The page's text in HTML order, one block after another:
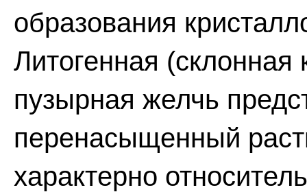
образования
Литогенная
пузырная желчь
перенасыщенный
характерно